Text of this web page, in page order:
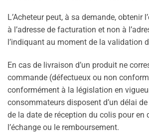
L’Acheteur peut, à sa demande, obtenir
à l’adresse de facturation et non à
l’indiquant au moment de la validation
En cas de livraison d’un produit ne
commande (défectueux ou non
conformément à la législation en
consommateurs disposent d’un délai
de la date de réception du colis pour en
l’échange ou le remboursement.